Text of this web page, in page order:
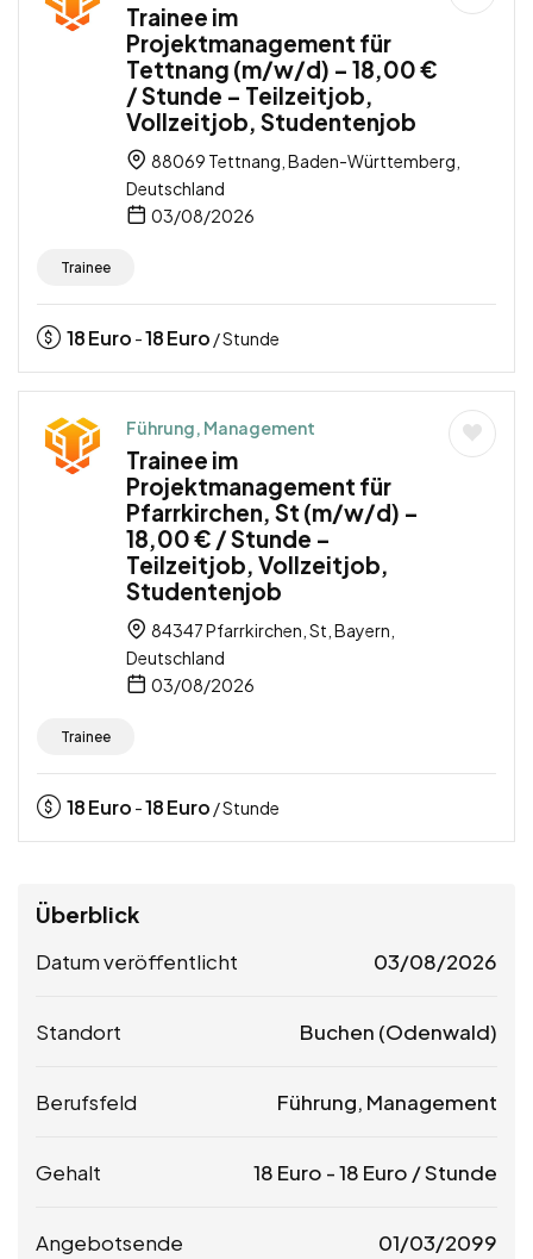
Trainee im
Projektmanagement für
Tettnang (m/w/d) – 18,00 €
/ Stunde – Teilzeitjob,
Vollzeitjob, Studentenjob
88069 Tettnang, Baden-Württemberg,
Deutschland
03/08/2026
Trainee
18Euro -18Euro / Stunde
Führung, Management
Trainee im
Projektmanagement für
Pfarrkirchen, St (m/w/d) –
18,00 € / Stunde –
Teilzeitjob, Vollzeitjob,
Studentenjob
84347 Pfarrkirchen, St, Bayern,
Deutschland
03/08/2026
Trainee
18Euro -18Euro / Stunde
Überblick
Datum veröffentlicht 03/08/2026
Standort Buchen (Odenwald)
Berufsfeld Führung, Management
Gehalt 18 Euro -18 Euro / Stunde
Angebotsende 01/03/2099